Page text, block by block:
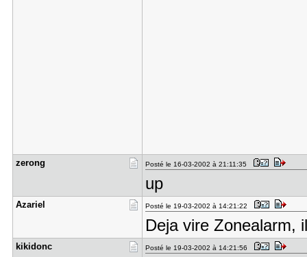
zerong Posté le 16-03-2002 à 21:11:35
up
Azariel Posté le 19-03-2002 à 14:21:22
Deja vire Zonealarm,
kikidonc Posté le 19-03-2002 à 14:21:56